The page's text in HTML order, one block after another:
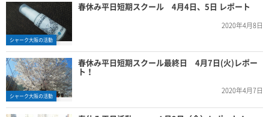
シャーク大阪の活動
春休み平日短期スクール 4月4日、5日 レポート
2020年4月8日
シャーク大阪の活動
春休み平日短期スクール最終日 4月7日(火)レポー
ト！
2020年4月7日